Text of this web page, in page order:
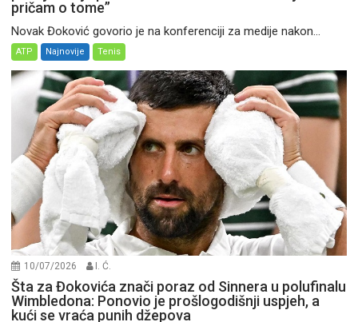
pričam o tome”
Novak Đoković govorio je na konferenciji za medije nakon...
ATP Najnovije Tenis
10/07/2026 I. Ć.
Šta za Đokovića znači poraz od Sinnera u polufinalu
Wimbledona: Ponovio je prošlogodišnji uspjeh, a
kući se vraća punih džepova